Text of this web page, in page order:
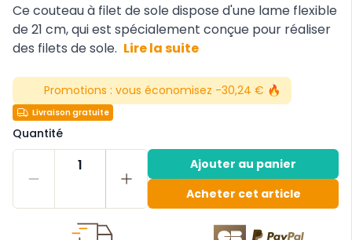
Ce couteau à filet de sole dispose d'une lame flexible
de 21 cm, qui est spécialement conçue pour réaliser
des filets de sole. Lire la suite
Promotions : vous économisez -30,24 € 🔥
Livraison gratuite
Quantité
1
Ajouter au panier
Acheter cet article